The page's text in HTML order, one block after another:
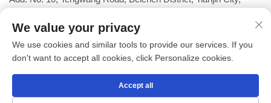
Tél. :+86-22 83703208
E-mail :[email protected]
Droits d'auteur © Tianjin Haorongshengye Electrical Equipment
We value your privacy
We use cookies and similar tools to provide our services. If you
don't want to accept all cookies, click Personalize cookies.
Accept all